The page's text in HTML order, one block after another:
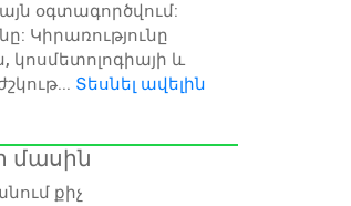
օգտագործվում:
Կիրառությունը
կոսմետոլոգիայի և
Տեսնել ավելին
մասին
քիչ